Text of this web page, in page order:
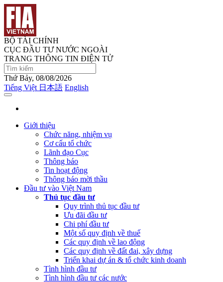
BỘ TÀI CHÍNH
CỤC ĐẦU TƯ NƯỚC NGOÀI
TRANG THÔNG TIN ĐIỆN TỬ
Thứ Bảy, 08/08/2026
Tiếng Việt 日本語 English
Giới thiệu
Chức năng, nhiệm vụ
Cơ cấu tổ chức
Lãnh đạo Cục
Thông báo
Tin hoạt động
Thông báo mời thầu
Đầu tư vào Việt Nam
Thủ tục đầu tư
Quy trình thủ tục đầu tư
Ưu đãi đầu tư
Chi phí đầu tư
Một số quy định về thuế
Các quy định về lao động
Các quy định về đất đai, xây dựng
Triển khai dự án & tổ chức kinh doanh
Tình hình đầu tư
Tình hình đầu tư các nước